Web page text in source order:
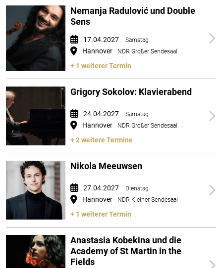
Nemanja Radulović und Double
Sens
17.04.2027 Samstag
Hannover NDR Großer Sendesaal
+ 1 weiterer Termin
Grigory Sokolov: Klavierabend
24.04.2027 Samstag
Hannover NDR Großer Sendesaal
+ 2 weitere Termine
Nikola Meeuwsen
27.04.2027 Dienstag
Hannover NDR Kleiner Sendesaal
+ 1 weiterer Termin
Anastasia Kobekina und die
Academy of St Martin in the
Fields